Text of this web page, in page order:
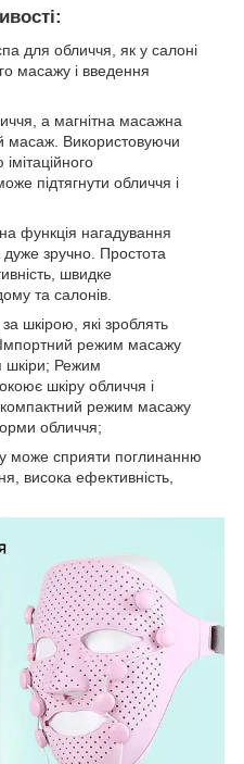
для обличчя, як у салоні
масажу і введення
а магнітна масажна
масаж. Використовуючи
підтягнути обличчя і
функція нагадування
зручно. Простота
швидке
та салонів.
шкірою, які зроблять
режим масажу
шкіри; Режим
шкіру обличчя і
компактний режим масажу
обличчя;
може сприяти поглинанню
висока ефективність,